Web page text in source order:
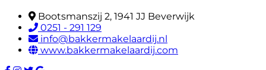
Bootsmanszij 2, 1941 JJ Beverwijk
0251 - 291 129
info@bakkermakelaardij.nl
www.bakkermakelaardij.com